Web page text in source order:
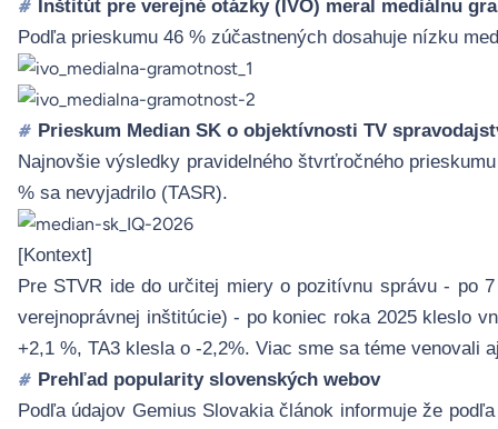
# Inštitút pre verejné otázky (IVO) meral mediálnu
Podľa prieskumu 46 % zúčastnených dosahuje nízku
# Prieskum Median SK o objektívnosti TV
Najnovšie výsledky pravidelného štvrťročného prieskumu
% sa nevyjadrilo (TASR).
[Kontext]
Pre STVR ide do určitej miery o pozitívnu správu - po
verejnoprávnej inštitúcie) - po koniec roka 2025 kleslo
+2,1 %, TA3 klesla o -2,2%. Viac sme sa téme venovali
# Prehľad popularity slovenských webov
Podľa údajov Gemius Slovakia článok informuje že